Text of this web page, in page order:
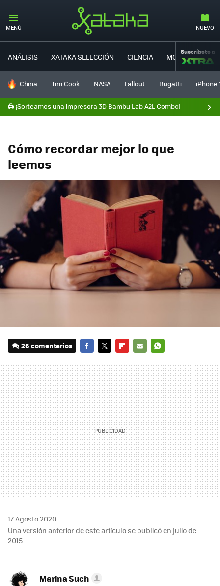
MENÚ NUEVO
ANÁLISIS XATAKA SELECCIÓN CIENCIA MOVILIDAD
Suscríbete a
HOY SE HABLA DE
China Tim Cook NASA Fallout Bugatti iPhone
🖨️ ¡Sorteamos una impresora 3D Bambu Lab A2L Combo!
Cómo recordar mejor lo que
leemos
26 comentarios
MAIL
17 Agosto 2020
Una versión anterior de este artículo se publicó en julio de
2015
Marina Such